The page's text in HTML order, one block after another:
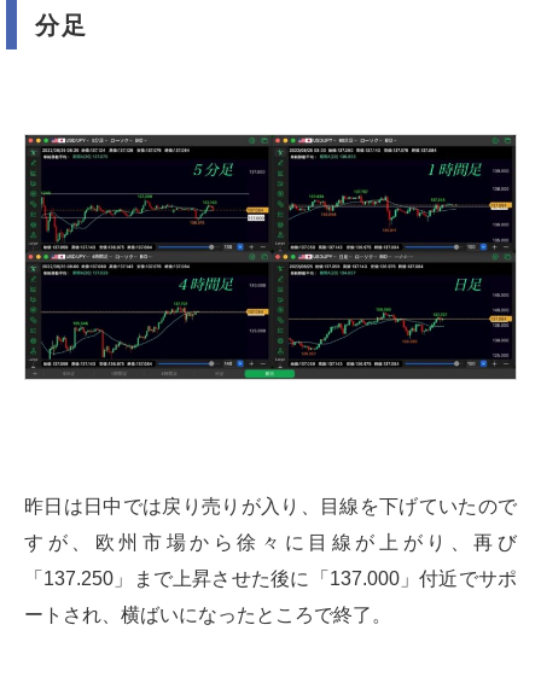
分足
昨日は日中では戻り売りが入り、目線を下げていたので
すが、欧州市場から徐々に目線が上がり、再び
「137.250」まで上昇させた後に「137.000」付近でサポ
ートされ、横ばいになったところで終了。